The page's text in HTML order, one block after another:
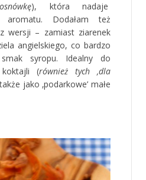
), która nadaje
aromatu. Dodałam też
wersji – zamiast ziarenek
angielskiego, co bardzo
syropu. Idealny do
(również tych ‚dla
jako ‚podarkowe’ małe